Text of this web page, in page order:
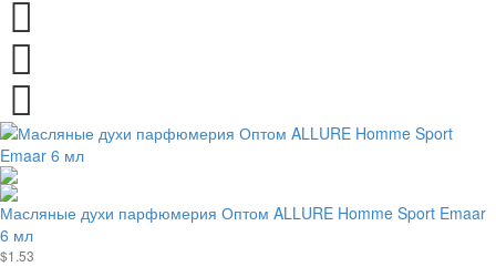
Масляные духи парфюмерия Оптом ALLURE Homme Sport Emaar
6 мл
$1.53